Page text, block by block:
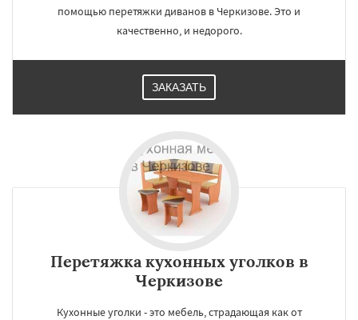
помощью перетяжки диванов в Черкизове. Это и
качественно, и недорого.
ЗАКАЗАТЬ
Перетяжка кухонных уголков в
Черкизове
Кухонные уголки - это мебель, страдающая как от